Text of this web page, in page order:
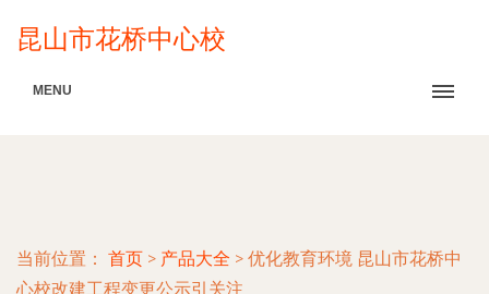
昆山市花桥中心校
MENU
当前位置： 首页 > 产品大全 > 优化教育环境 昆山市花桥中
心校改建工程变更公示引关注